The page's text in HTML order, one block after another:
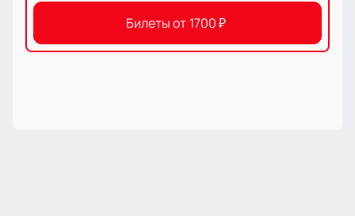
Билеты от 1700₽